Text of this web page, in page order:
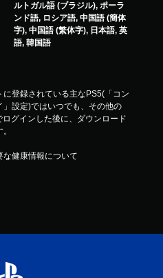
ルトガル語 (ブラジル), ポーラ
ンド語, ロシア語, 中国語 (簡体
字), 中国語 (繁体字), 日本語, 英
語, 韓国語
登録されている主なPS5(「コン
設定)ではいつでも、その他の
グインした後に、ダウンロード
な健康情報について